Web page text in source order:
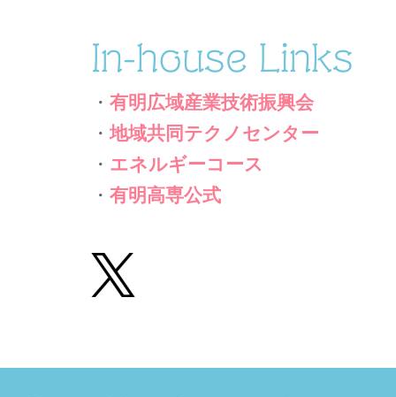
In-house Links
・有明広域産業技術振興会
・地域共同テクノセンター
・ エネルギーコース
・有明高専公式